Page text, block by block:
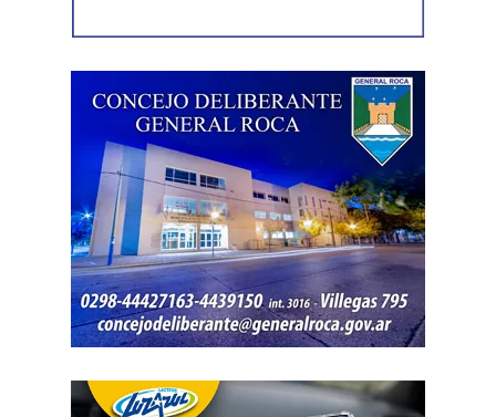
correspondiente para acreditar su propiedad. Además,
denunciado como robado
Posteriormente, el inmueble fue preservado para la
intervención del Gabinete de Criminalística, que realizó
las pericias correspondientes. Otros elementos
encontrados quedaron bajo resguardo para determinar su
procedencia.
Por disposición de la Fiscalía de turno, ambos hombres
permanecen detenidos en el marco de una causa por